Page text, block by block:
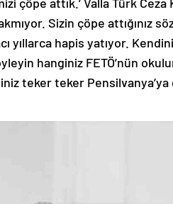
Sizin çöpe attığınız
yıllarca hapis yatıyor.
hanginiz FETÖ’nün
teker teker